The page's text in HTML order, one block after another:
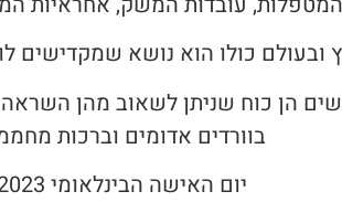
כולו הוא נושא שמקדישים
הן כוח שניתן לשאוב מהן השראה
בוורדים אדומים וברכות
יום האישה הבינלאומי 2023 שמח ומעצים לכולן!!